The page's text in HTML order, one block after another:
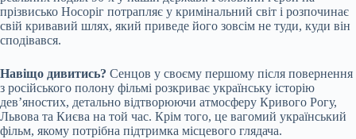
прізвисько Носоріг потрапляє у кримінальний світ і розпочинає
свій кривавий шлях, який приведе його зовсім не туди, куди він
сподівався.
Навіщо дивитись? Сенцов у своєму першому після повернення
з російського полону фільмі розкриває українську історію
дев’яностих, детально відтворюючи атмосферу Кривого Рогу,
Львова та Києва на той час. Крім того, це вагомий український
фільм, якому потрібна підтримка місцевого глядача.